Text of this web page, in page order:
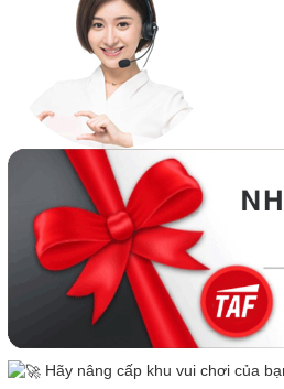
Hãy nâng cấp khu vui chơi của